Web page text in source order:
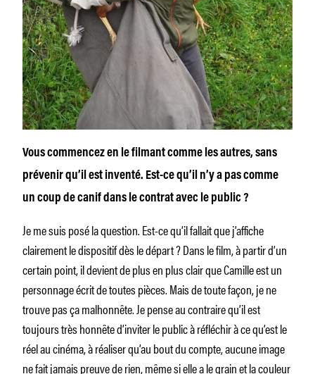
Vous commencez en le filmant comme les autres, sans
prévenir qu’il est inventé. Est-ce qu’il n’y a pas comme
un coup de canif dans le contrat avec le public ?
Je me suis posé la question. Est-ce qu’il fallait que j’affiche
clairement le dispositif dès le départ ? Dans le film, à partir d’un
certain point, il devient de plus en plus clair que Camille est un
personnage écrit de toutes pièces. Mais de toute façon, je ne
trouve pas ça malhonnête. Je pense au contraire qu’il est
toujours très honnête d’inviter le public à réfléchir à ce qu’est le
réel au cinéma, à réaliser qu’au bout du compte, aucune image
ne fait jamais preuve de rien, même si elle a le grain et la couleur